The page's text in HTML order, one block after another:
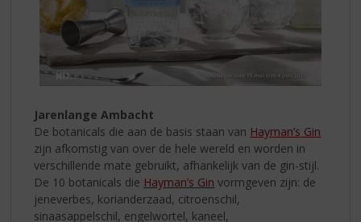
Jarenlange Ambacht
De botanicals die aan de basis staan van Hayman’s Gin
zijn afkomstig van over de hele wereld en worden in
verschillende mate gebruikt, afhankelijk van de gin-stijl.
De 10 botanicals die Hayman’s Gin vormgeven zijn: de
jeneverbes, korianderzaad, citroenschil,
sinaasappelschil, engelwortel, kaneel,